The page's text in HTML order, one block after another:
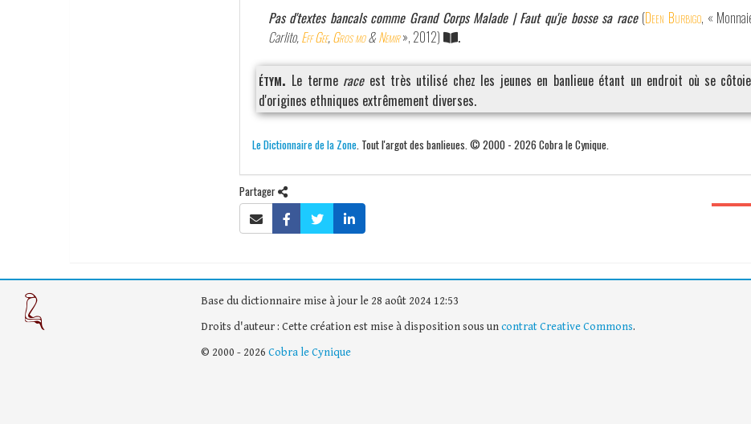
Pas d'textes bancals comme Grand Corps Malade | Faut qu'je bosse sa race (Deen Burbigo, «
Carlito,Eff Gee,Gros mo&Nemir», 2012) .
étym. Le terme raceest très utilisé chez les jeunes en banlieue étant un endroit où se
d'origines ethniques extrêmement diverses.
Le Dictionnaire de la Zone. Tout l'argot des banlieues. © 2000 - 2026 Cobra le Cynique.
Partager
Base du dictionnaire mise à jour le 28 août 2024 12:53
Droits d'auteur : Cette création est mise à disposition sous uncontrat Creative Commons.
© 2000 - 2026 Cobra le Cynique